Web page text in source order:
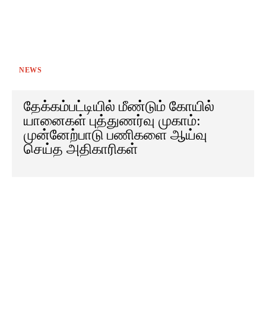
NEWS
தேக்கம்பட்டியில் மீண்டும் கோயில்
யானைகள் புத்துணர்வு முகாம்:
முன்னேற்பாடு பணிகளை ஆய்வு
செய்த அதிகாரிகள்